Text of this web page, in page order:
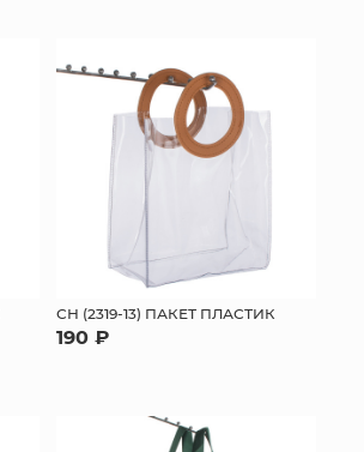
СН (2319-13) ПАКЕТ ПЛАСТИК
190 ₽